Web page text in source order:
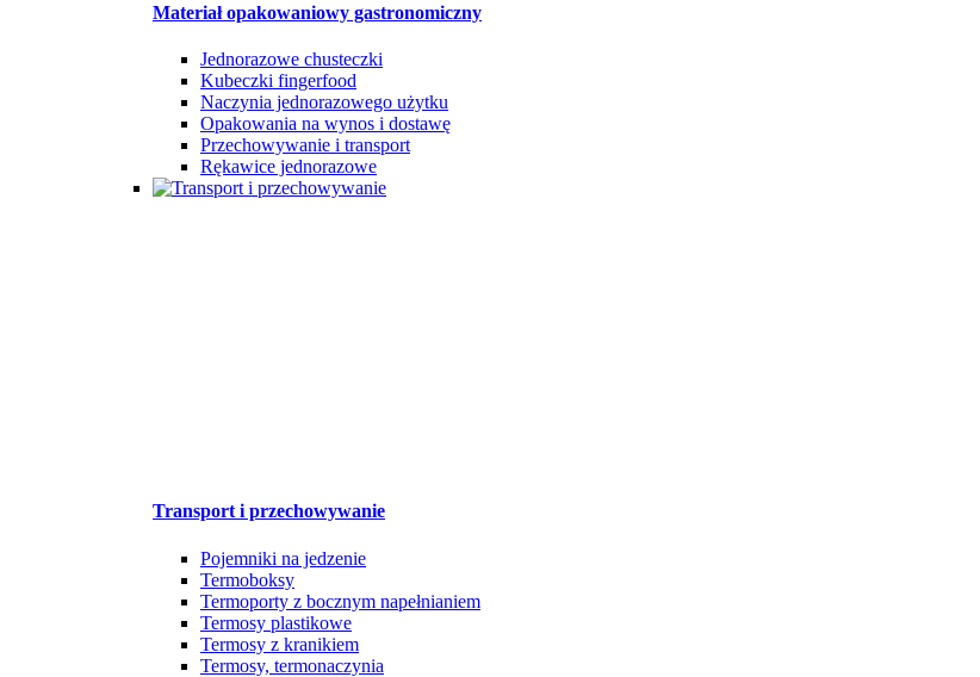
Materiał opakowaniowy gastronomiczny
Jednorazowe chusteczki
Kubeczki fingerfood
Naczynia jednorazowego użytku
Opakowania na wynos i dostawę
Przechowywanie i transport
Rękawice jednorazowe
Transport i przechowywanie
Pojemniki na jedzenie
Termoboksy
Termoporty z bocznym napełnianiem
Termosy plastikowe
Termosy z kranikiem
Termosy, termonaczynia